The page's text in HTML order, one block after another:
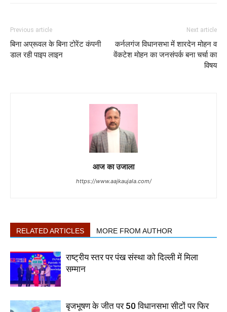
Previous article
बिना अप्रूवल के बिना टोरेंट कंपनी
डाल रही पाइप लाइन
Next article
कर्नलगंज विधानसभा में शारदेन मोहन व
वेंकटेश मोहन का जनसंपर्क बना चर्चा का
विषय
आज का उजाला
https://www.aajkaujala.com/
RELATED ARTICLES MORE FROM AUTHOR
राष्ट्रीय स्तर पर पंख संस्था को दिल्ली में मिला
सम्मान
बृजभूषण के जीत पर 50 विधानसभा सीटों पर फिर